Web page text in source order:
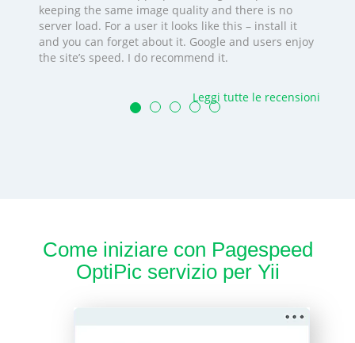
keeping the same image quality and there is no
server load. For a user it looks like this – install it
and you can forget about it. Google and users enjoy
the site’s speed. I do recommend it.
Leggi tutte le recensioni
Come iniziare con Pagespeed
OptiPic servizio per Yii